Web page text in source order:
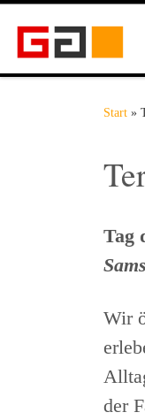
Zum Inhalt springen
Start »
Tag
Wir
der